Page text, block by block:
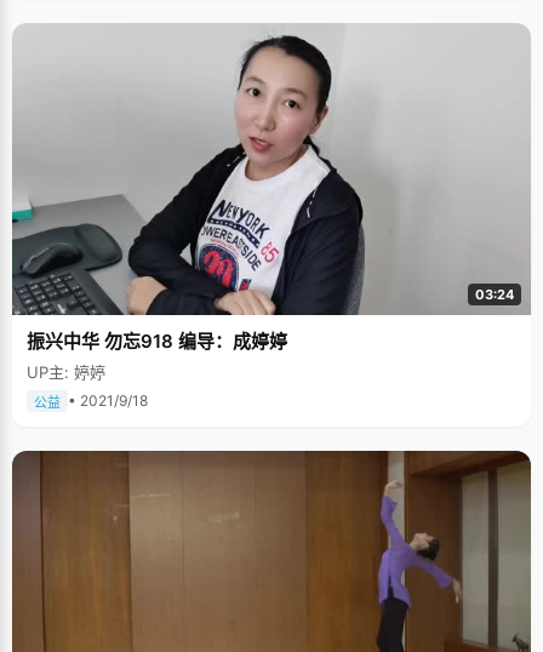
03:24
振兴中华 勿忘918 编导：成婷婷
UP主: 婷婷
公益 • 2021/9/18